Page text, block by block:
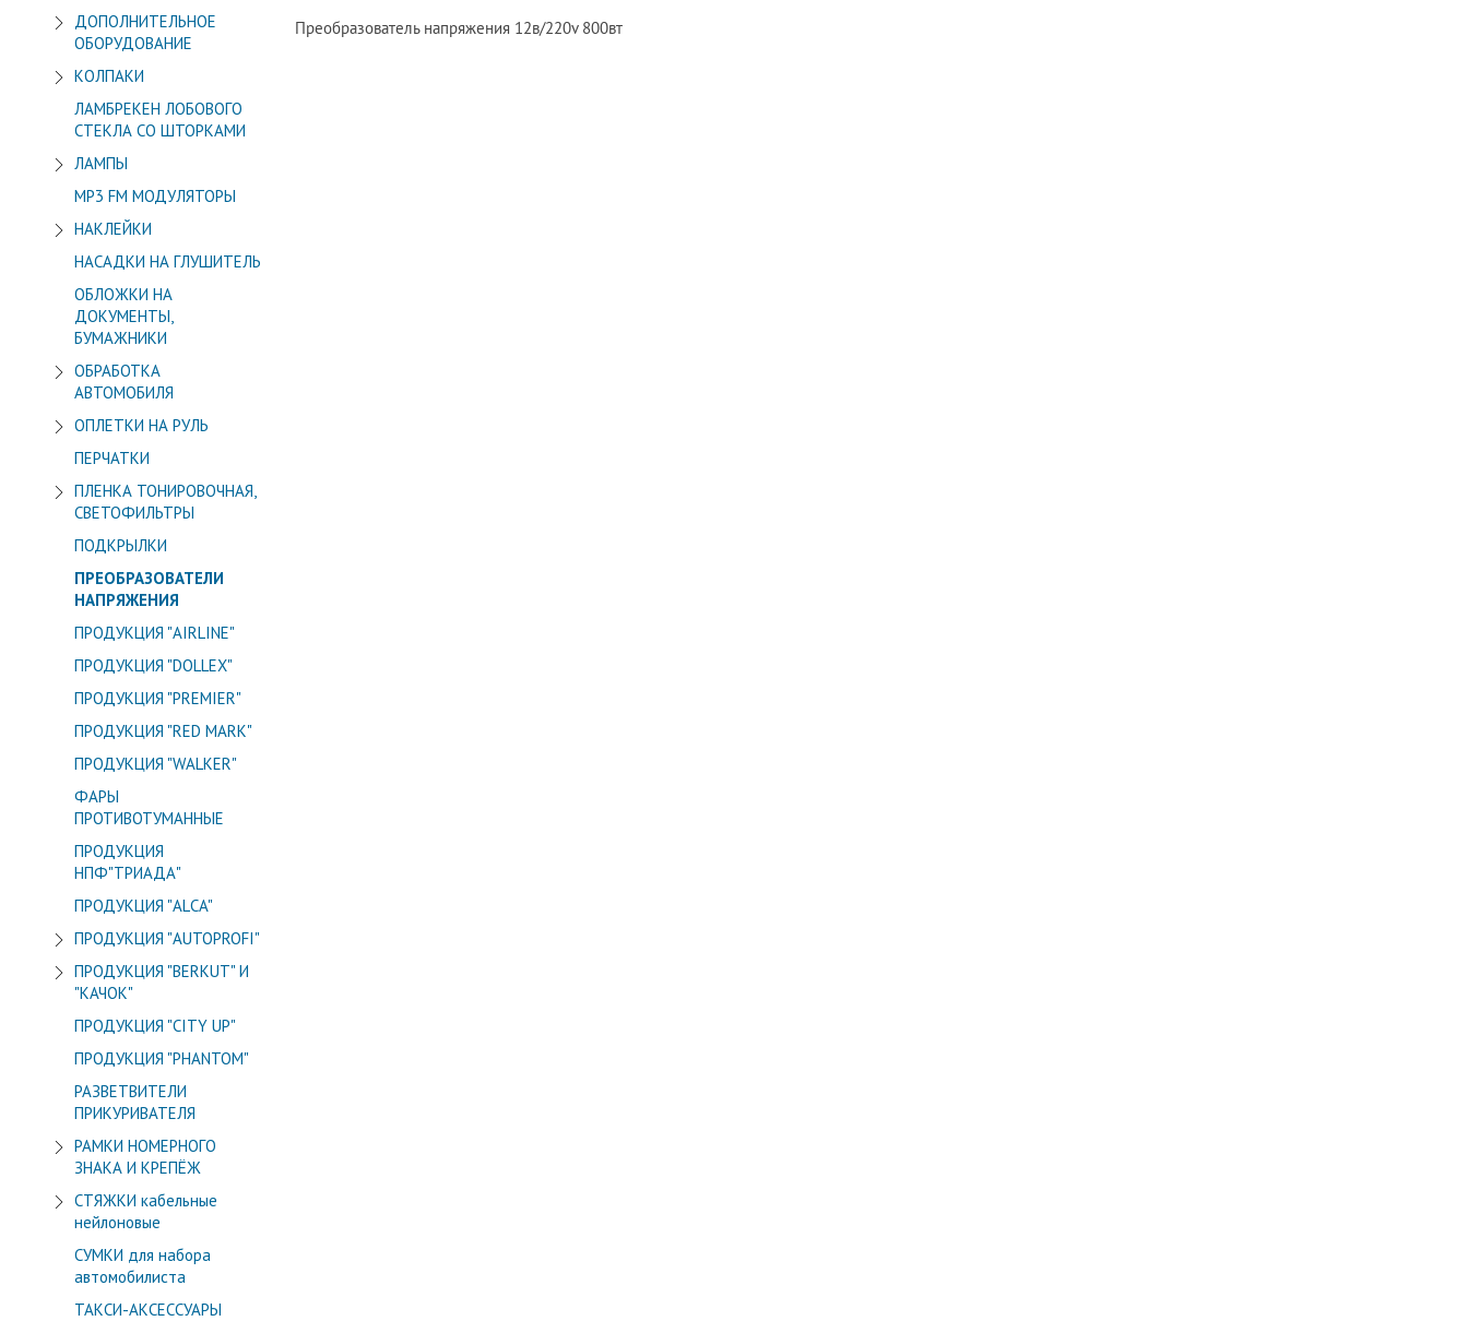
ДОПОЛНИТЕЛЬНОЕ
ОБОРУДОВАНИЕ
КОЛПАКИ
ЛАМБРЕКЕН ЛОБОВОГО
СТЕКЛА СО ШТОРКАМИ
ЛАМПЫ
МР3 FM МОДУЛЯТОРЫ
НАКЛЕЙКИ
НАСАДКИ НА ГЛУШИТЕЛЬ
ОБЛОЖКИ НА
ДОКУМЕНТЫ,
БУМАЖНИКИ
ОБРАБОТКА
АВТОМОБИЛЯ
ОПЛЕТКИ НА РУЛЬ
ПЕРЧАТКИ
ПЛЕНКА ТОНИРОВОЧНАЯ,
СВЕТОФИЛЬТРЫ
ПОДКРЫЛКИ
ПРЕОБРАЗОВАТЕЛИ
НАПРЯЖЕНИЯ
ПРОДУКЦИЯ "AIRLINE"
ПРОДУКЦИЯ "DOLLEX"
ПРОДУКЦИЯ "PREMIER"
ПРОДУКЦИЯ "RED MARK"
ПРОДУКЦИЯ "WALKER"
ФАРЫ
ПРОТИВОТУМАННЫЕ
ПРОДУКЦИЯ
НПФ"ТРИАДА"
ПРОДУКЦИЯ "ALСA"
ПРОДУКЦИЯ "AUTOPROFI"
ПРОДУКЦИЯ "BERKUT" И
"КАЧОК"
ПРОДУКЦИЯ "CITY UP"
ПРОДУКЦИЯ "PHANTOM"
РАЗВЕТВИТЕЛИ
ПРИКУРИВАТЕЛЯ
РАМКИ НОМЕРНОГО
ЗНАКА И КРЕПЁЖ
СТЯЖКИ кабельные
нейлоновые
СУМКИ для набора
автомобилиста
ТАКСИ-АКСЕССУАРЫ
Преобразователь напряжения 12в/220v 800вт